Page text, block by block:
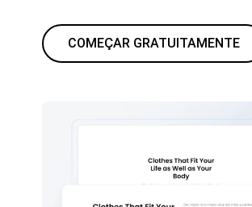
COMEÇAR GRATUITAMENTE